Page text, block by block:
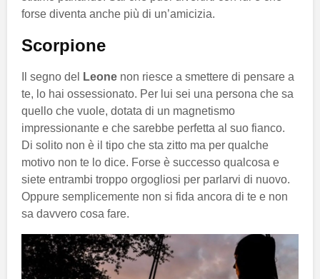
forse diventa anche più di un’amicizia.
Scorpione
Il segno del Leone non riesce a smettere di pensare a
te, lo hai ossessionato. Per lui sei una persona che sa
quello che vuole, dotata di un magnetismo
impressionante e che sarebbe perfetta al suo fianco.
Di solito non è il tipo che sta zitto ma per qualche
motivo non te lo dice. Forse è successo qualcosa e
siete entrambi troppo orgogliosi per parlarvi di nuovo.
Oppure semplicemente non si fida ancora di te e non
sa davvero cosa fare.